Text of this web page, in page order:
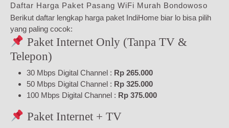
Daftar Harga Paket Pasang WiFi Murah Bondowoso
Berikut daftar lengkap harga paket IndiHome biar lo bisa pilih
yang paling cocok:
Paket Internet Only (Tanpa TV &
Telepon)
30 Mbps Digital Channel : Rp 265.000
50 Mbps Digital Channel : Rp 325.000
100 Mbps Digital Channel : Rp 375.000
Paket Internet + TV